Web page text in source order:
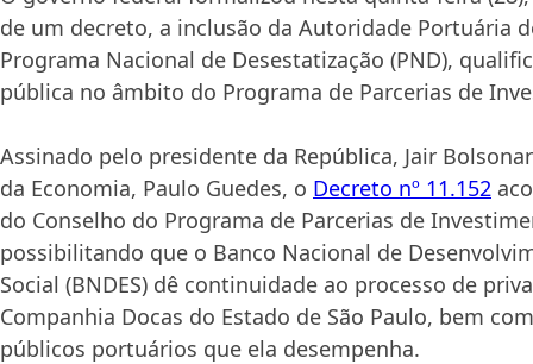
de um decreto, a inclusão da Autoridade Portuária
Programa Nacional de Desestatização (PND),
pública no âmbito do Programa de Parcerias de
Assinado pelo presidente da República, Jair
da Economia, Paulo Guedes, o Decreto nº 11.152
do Conselho do Programa de Parcerias de
possibilitando que o Banco Nacional de
Social (BNDES) dê continuidade ao processo de
Companhia Docas do Estado de São Paulo, bem
públicos portuários que ela desempenha.